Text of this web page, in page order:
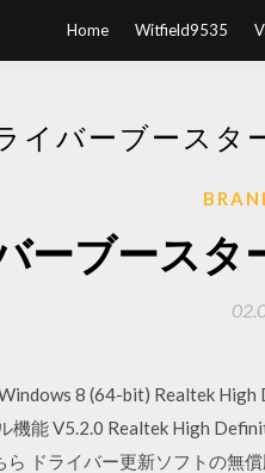
Home Witfield9535
イバーブースタ
ーブース
8 (64-bit) Realtek
機能 V5.2.0 Realtek High
ドライバー更新ソフトの無